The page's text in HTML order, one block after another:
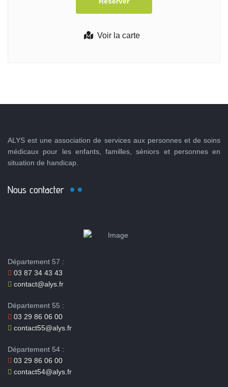
Voir la carte
ALYS est une association de services aux personnes et de soins
médicaux pour les enfants, familles, séniors et personnes en
situation de handicap.
Nous contacter
Département 57 :
03 87 34 43 43
contact@alys.fr
Département 55 :
03 29 86 06 00
contact55@alys.fr
Département 54 :
03 29 86 06 00
contact54@alys.fr